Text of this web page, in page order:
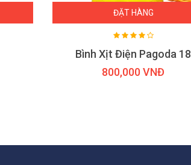
ĐẶT HÀNG
Bình Xịt Điện Pagoda 18
800,000 VNĐ